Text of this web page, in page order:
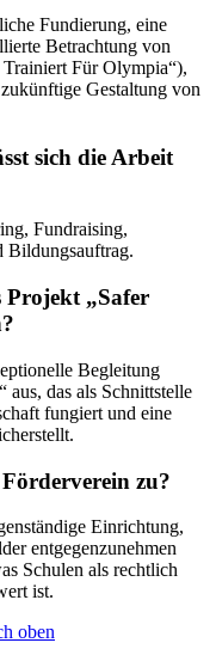
Fundierung, eine
Betrachtung von
Trainiert Für Olympia“),
Gestaltung von
sich die Arbeit
Fundraising,
Bildungsauftrag.
Projekt „Safer
Begleitung
aus, das als Schnittstelle
fungiert und eine
zu?
Einrichtung,
entgegenzunehmen
Schulen als rechtlich
ist.
oben